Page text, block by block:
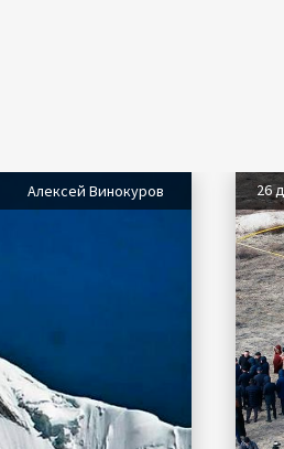
Алексей Винокуров 26